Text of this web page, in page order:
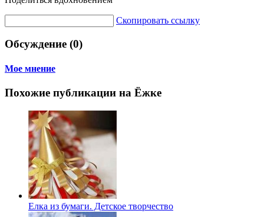
Скопировать ссылку
Обсуждение (0)
Мое мнение
Похожие публикации на Ёжке
Елка из бумаги. Детское творчество